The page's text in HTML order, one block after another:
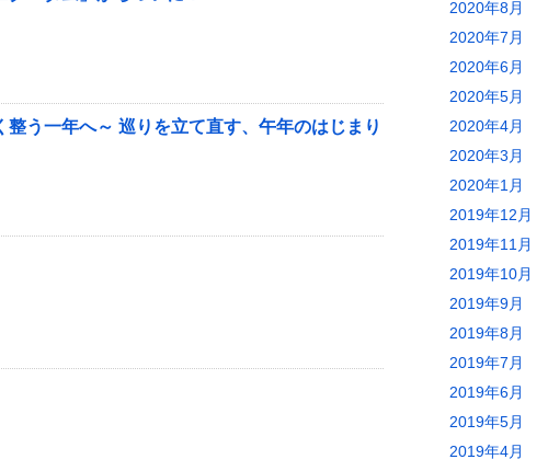
整う一年へ～ 巡りを立て直す、午年のはじまり
2020年8月
2020年7月
2020年6月
2020年5月
2020年4月
2020年3月
2020年1月
2019年12月
2019年11月
2019年10月
2019年9月
2019年8月
2019年7月
2019年6月
2019年5月
2019年4月